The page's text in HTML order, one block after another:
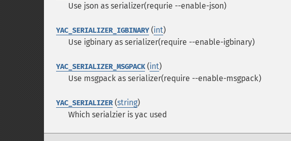
Use json as serializer(requrie --enable-json)
YAC_SERIALIZER_IGBINARY(int)
Use igbinary as serializer(require --enable-igbinary)
YAC_SERIALIZER_MSGPACK(int)
Use msgpack as serializer(require --enable-msgpack)
YAC_SERIALIZER(string)
Which serialzier is yac used